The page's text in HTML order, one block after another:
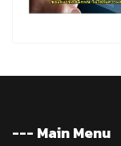
--- Main Menu